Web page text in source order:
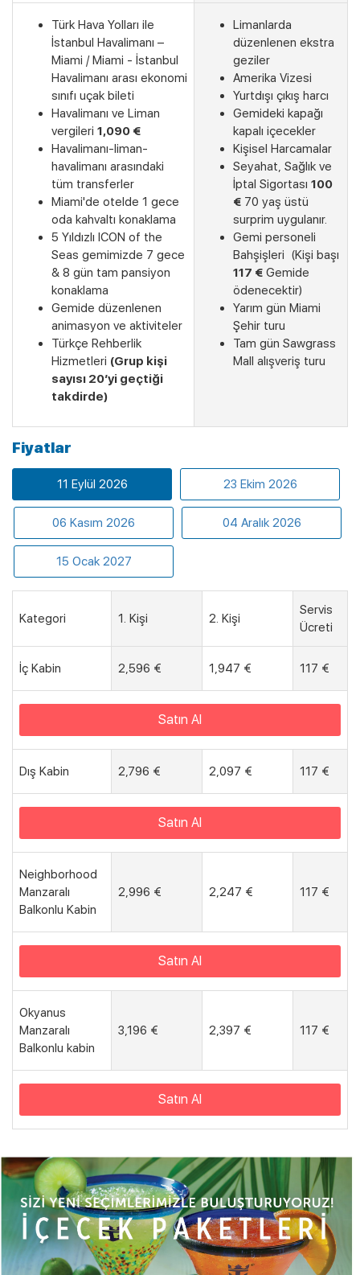
Son Kabinler
Türk Hava Yolları ile
İstanbul Havalimanı –
Miami / Miami - İstanbul
Havalimanı arası ekonomi
sınıfı uçak bileti
Havalimanı ve Liman
vergileri 1,090 €
Havalimanı-liman-
havalimanı arasındaki
tüm transferler
Miami'de otelde 1 gece
oda kahvaltı konaklama
5 Yıldızlı ICON of the
Seas gemimizde 7 gece
& 8 gün tam pansiyon
konaklama
Gemide düzenlenen
animasyon ve aktiviteler
Türkçe Rehberlik
Hizmetleri (Grup kişi
sayısı 20’yi geçtiği
takdirde)
Limanlarda
düzenlenen ekstra
geziler
Amerika Vizesi
Yurtdışı çıkış harcı
Gemideki kapağı
kapalı içecekler
Kişisel Harcamalar
Seyahat, Sağlık ve
İptal Sigortası 100
€ 70 yaş üstü
surprim uygulanır.
Gemi personeli
Bahşişleri (Kişi başı
117 € Gemide
ödenecektir)
Yarım gün Miami
Şehir turu
Tam gün Sawgrass
Mall alışveriş turu
Fiyatlar
11 Eylül 2026 23 Ekim 2026
06 Kasım 2026 04 Aralık 2026
15 Ocak 2027
Kategori 1. Kişi 2. Kişi
Servis
Ücreti
İç Kabin 2,596 € 1,947 € 117 €
Satın Al
Dış Kabin 2,796 € 2,097 € 117 €
Satın Al
Neighborhood
Manzaralı
Balkonlu Kabin
2,996 € 2,247 € 117 €
Satın Al
Okyanus
Manzaralı
Balkonlu kabin
3,196 € 2,397 € 117 €
Satın Al